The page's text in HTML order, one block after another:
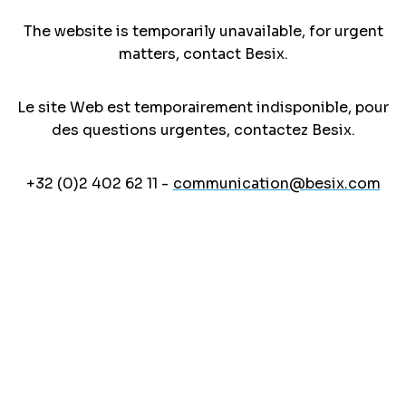
The website is temporarily unavailable, for urgent
matters, contact Besix.
Le site Web est temporairement indisponible, pour
des questions urgentes, contactez Besix.
+32 (0)2 402 62 11 - communication@besix.com